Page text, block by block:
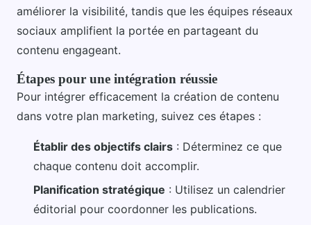
améliorer la visibilité, tandis que les équipes réseaux
sociaux amplifient la portée en partageant du
contenu engageant.
Étapes pour une intégration réussie
Pour intégrer efficacement la création de contenu
dans votre plan marketing, suivez ces étapes :
Établir des objectifs clairs : Déterminez ce que
chaque contenu doit accomplir.
Planification stratégique : Utilisez un calendrier
éditorial pour coordonner les publications.